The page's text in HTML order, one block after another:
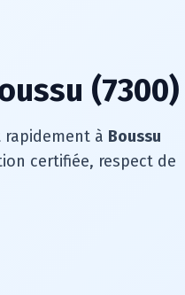
(7300)
à Boussu
certifiée, respect de